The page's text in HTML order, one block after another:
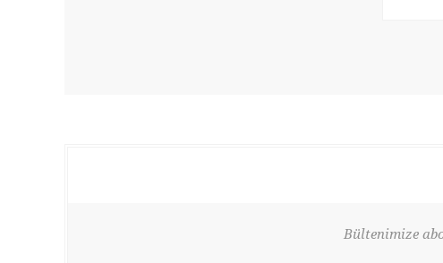
Bültenimize